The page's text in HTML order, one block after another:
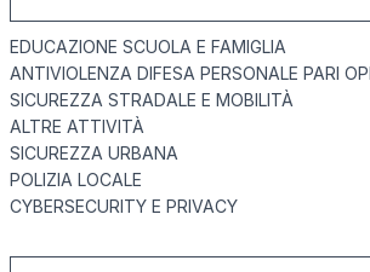
EDUCAZIONE SCUOLA E FAMIGLIA
ANTIVIOLENZA DIFESA PERSONALE PARI
SICUREZZA STRADALE E MOBILITÀ
ALTRE ATTIVITÀ
SICUREZZA URBANA
POLIZIA LOCALE
CYBERSECURITY E PRIVACY